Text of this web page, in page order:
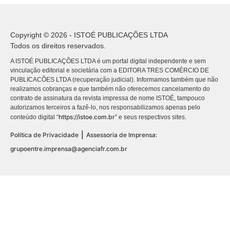
Copyright © 2026 - ISTOÉ PUBLICAÇÕES LTDA
Todos os direitos reservados.
A ISTOÉ PUBLICAÇÕES LTDA é um portal digital independente e sem
vinculação editorial e societária com a EDITORA TRES COMÉRCIO DE
PUBLICACÕES LTDA (recuperação judicial). Informamos também que não
realizamos cobranças e que também não oferecemos cancelamento do
contrato de assinatura da revista impressa de nome ISTOÉ, tampouco
autorizamos terceiros a fazê-lo, nos responsabilizamos apenas pelo
conteúdo digital “https://istoe.com.br” e seus respectivos sites.
Política de Privacidade
Assessoria de Imprensa:
grupoentre.imprensa@agenciafr.com.br